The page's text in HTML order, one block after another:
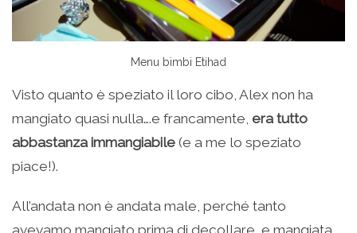
Menu bimbi Etihad
Visto quanto è speziato il loro cibo, Alex non ha
mangiato quasi nulla….e francamente, era tutto
abbastanza immangiabile (e a me lo speziato
piace!).
All’andata non è andata male, perché tanto